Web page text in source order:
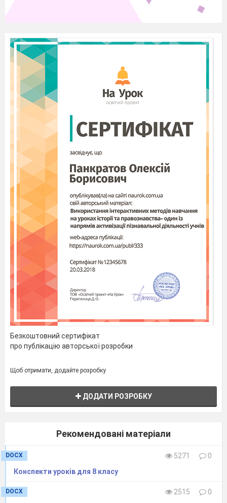
5. Які мовні засоби сприяють емоційному наснаженню
саме?
Епітети, порівняння, метафори, уособлення, символи,
гіпербола, літота, алітерація, асонанс, інверсія, анафора,
епіфора, градація, обрамлення (кільце), риторичні
питання, оклики.
5. Узагальнення знань, умінь та навичок
Бесіда
1. Якими образами збагатили Овідій і Горацій світову
літературу?
2. Завдяки яким письменникам у Римській літературі
виділяють «золотий вік»? З іменем якого державного
діяча пов’язаний цей період?
3. У чому мистецька цінність творів цього періоду?
6. Оцінювання
7. Домашнє завдання
Підготуватися до контрольної роботи
Безкоштовний сертифікат
про публікацію авторської розробки
Щоб отримати, додайте розробку
ДОДАТИ РОЗРОБКУ
Рекомендовані матеріали
DOCX 5271
0
Конспекти уроків для 8 класу
DOCX 2515
0